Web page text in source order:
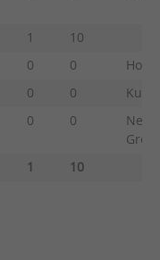
1
10
0 0
0 0
0 0
Greta
1
10